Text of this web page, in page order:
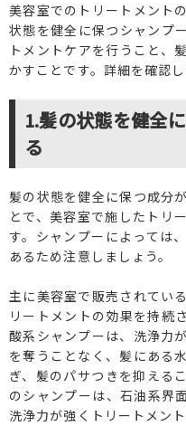
美容室でのトリートメント
状態を健全に保つシャンプ
トメントケアを行うこと、
かすことです。詳細を確認し
1.髪の状態を健全
る
髪の状態を健全に保つ成分
とで、美容室で施したトリ
す。シャンプーによっては
あるため注意しましょう。
主に美容室で販売されてい
リートメントの効果を持続
酸系シャンプーは、洗浄力
を奪うことなく、髪にある
ぎ、髪のパサつきを抑える
のシャンプーは、石油系界
洗浄力が強くトリートメン